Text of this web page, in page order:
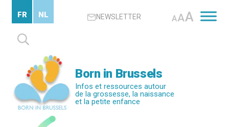
contenu
principal
NEWSLETTER AAA
Rechercher :
FR NL
Born in Brussels
Infos et ressources autour
de la grossesse, la naissance
et la petite enfance